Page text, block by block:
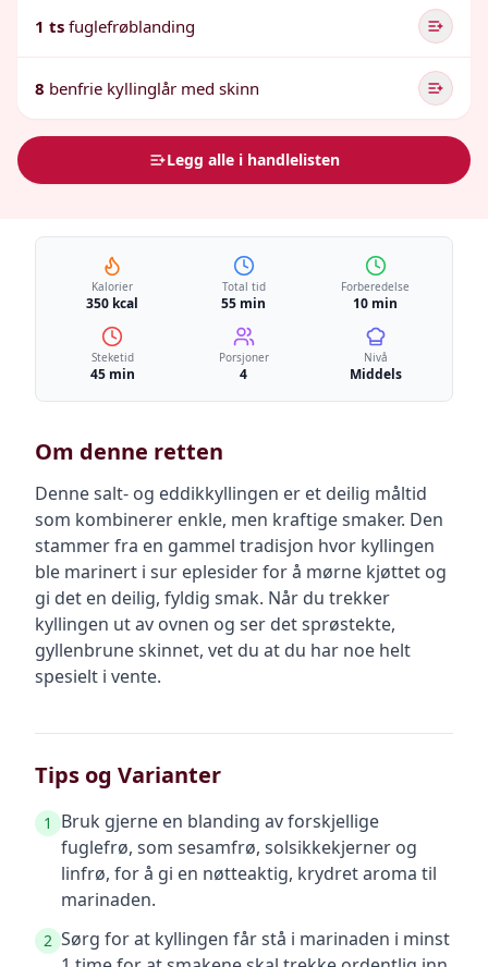
1 ts fuglefrøblanding
8 benfrie kyllinglår med skinn
Legg alle i handlelisten
Kalorier
350 kcal
Total tid
55 min
Forberedelse
10 min
Steketid
45 min
Porsjoner
4
Nivå
Middels
Om denne retten
Denne salt- og eddikkyllingen er et deilig måltid
som kombinerer enkle, men kraftige smaker. Den
stammer fra en gammel tradisjon hvor kyllingen
ble marinert i sur eplesider for å mørne kjøttet og
gi det en deilig, fyldig smak. Når du trekker
kyllingen ut av ovnen og ser det sprøstekte,
gyllenbrune skinnet, vet du at du har noe helt
spesielt i vente.
Tips og Varianter
1
Bruk gjerne en blanding av forskjellige
fuglefrø, som sesamfrø, solsikkekjerner og
linfrø, for å gi en nøtteaktig, krydret aroma til
marinaden.
2 Sørg for at kyllingen får stå i marinaden i minst